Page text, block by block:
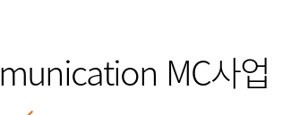
MC사업